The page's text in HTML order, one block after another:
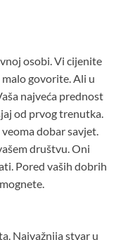
osobi. Vi cijenite
govorite. Ali u
najveća prednost
od prvog trenutka.
dobar savjet.
društvu. Oni
Pored vaših dobrih
Najvažnija stvar u